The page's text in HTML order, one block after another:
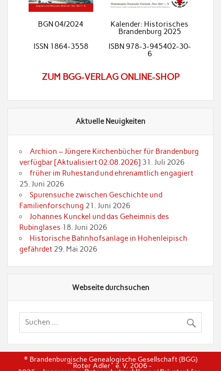
BGN 04/2024
Kalender: Historisches
Brandenburg 2025
ISSN 1864-3558
ISBN 978-3-945402-30-
6
ZUM BGG-VERLAG ONLINE-SHOP
Aktuelle Neuigkeiten
Archion – Jüngere Kirchenbücher für Brandenburg
verfügbar [Aktualisiert 02.08.2026] 31. Juli 2026
früher im Ruhestand und ehrenamtlich engagiert
25. Juni 2026
Spurensuche zwischen Geschichte und
Familienforschung 21. Juni 2026
Johannes Kunckel und das Geheimnis des
Rubinglases 18. Juni 2026
Historische Bahnhofsanlage in Hohenleipisch
gefährdet 29. Mai 2026
Webseite durchsuchen
© Brandenburgische Genealogische Gesellschaft (BGG)
"Roter Adler" e. V. 2006 -